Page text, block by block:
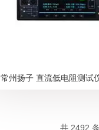
常州扬子 直流低电阻测试
共 2492